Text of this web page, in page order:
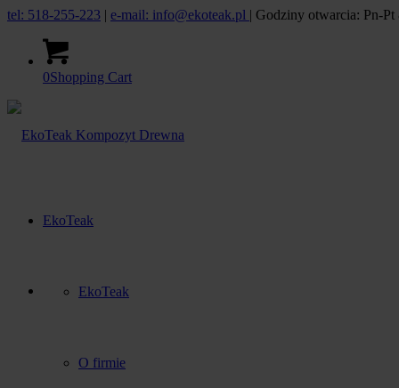
tel: 518-255-223 | e-mail: info@ekoteak.pl | Godziny otwarcia: Pn-Pt
0Shopping Cart
EkoTeak
EkoTeak
O firmie